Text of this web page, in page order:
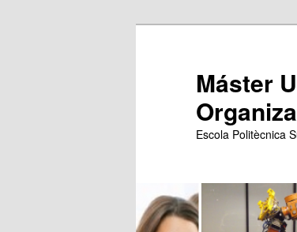
Máster
Escola Politècnica